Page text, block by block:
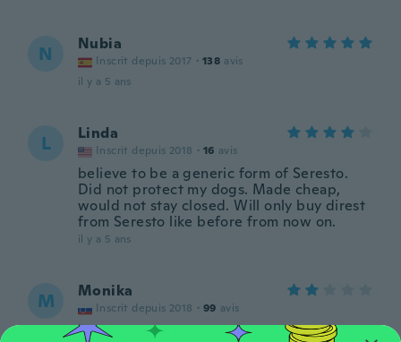
N Nubia
Inscrit depuis 2017 · 138 avis
il y a 5 ans
L Linda
Inscrit depuis 2018 · 16 avis
believe to be a generic form of Seresto.
Did not protect my dogs. Made cheap,
would not stay closed. Will only buy direst
from Seresto like before from now on.
il y a 5 ans
M Monika
Inscrit depuis 2018 · 99 avis
il y a 5 ans